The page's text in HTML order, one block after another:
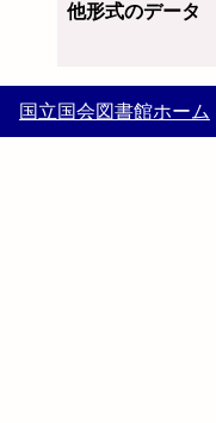
他形式のデータ
国立国会図書館ホーム